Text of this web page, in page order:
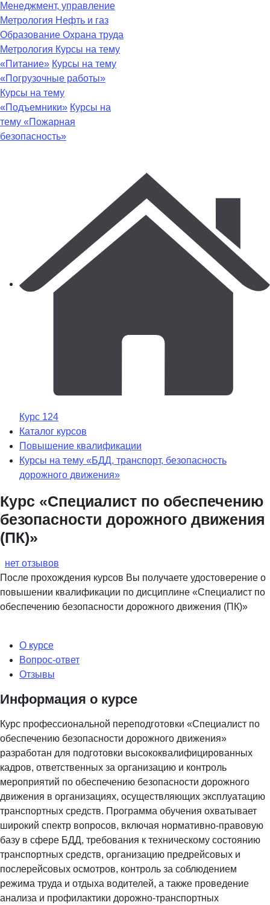
Менеджмент, управление
Метрология Нефть и газ
Образование Охрана труда
Метрология Курсы на тему
«Питание» Курсы на тему
«Погрузочные работы»
Курсы на тему
«Подъемники» Курсы на
тему «Пожарная
безопасность»
Курс 124
Каталог курсов
Повышение квалификации
Курсы на тему «БДД, транспорт, безопасность
дорожного движения»
Курс «Специалист по обеспечению
безопасности дорожного движения
(ПК)»
нет отзывов
После прохождения курсов Вы получаете удостоверение о
повышении квалификации по дисциплине «Специалист по
обеспечению безопасности дорожного движения (ПК)»
О курсе
Вопрос-ответ
Отзывы
Информация о курсе
Курс профессиональной переподготовки «Специалист по
обеспечению безопасности дорожного движения»
разработан для подготовки высококвалифицированных
кадров, ответственных за организацию и контроль
мероприятий по обеспечению безопасности дорожного
движения в организациях, осуществляющих эксплуатацию
транспортных средств. Программа обучения охватывает
широкий спектр вопросов, включая нормативно-правовую
базу в сфере БДД, требования к техническому состоянию
транспортных средств, организацию предрейсовых и
послерейсовых осмотров, контроль за соблюдением
режима труда и отдыха водителей, а также проведение
анализа и профилактики дорожно-транспортных